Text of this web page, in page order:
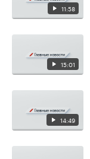
11:58
15:01
14:49